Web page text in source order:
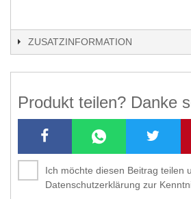
ZUSATZINFORMATION
Produkt teilen? Danke
Ich möchte diesen Beitrag teilen
Datenschutzerklärung zur